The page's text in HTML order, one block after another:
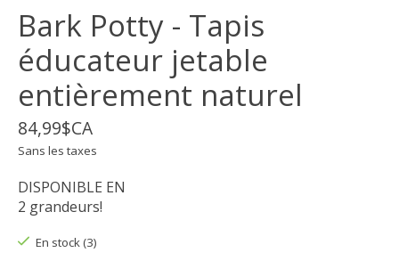
Bark Potty - Tapis
éducateur jetable
entièrement naturel
84,99$CA
Sans les taxes
DISPONIBLE EN
2 grandeurs!
En stock (3)